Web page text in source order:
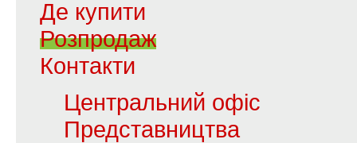
Де купити
Розпродаж
Контакти
Центральний офіс
Представництва